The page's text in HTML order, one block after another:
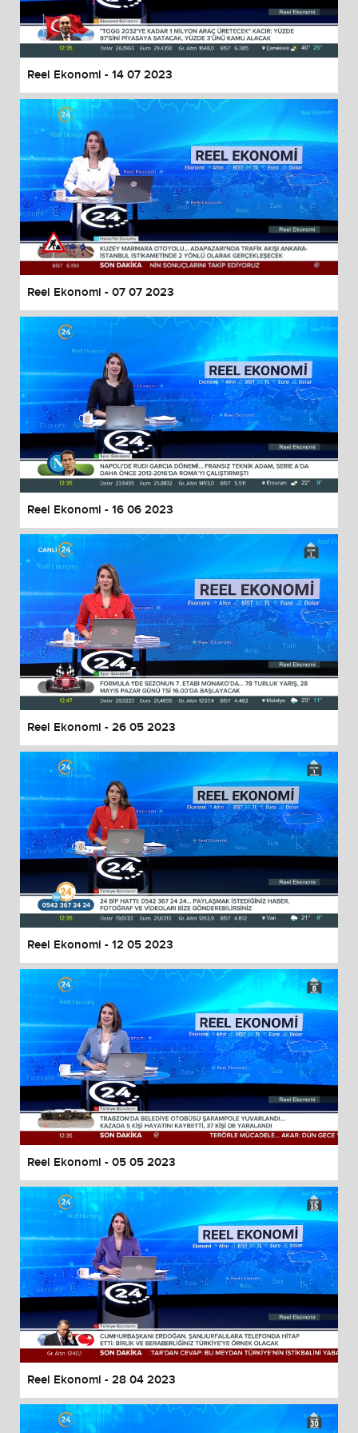
End of dialog window.
Reel Ekonomi - 14 07 2023
Reel Ekonomi - 07 07 2023
Reel Ekonomi - 16 06 2023
Reel Ekonomi - 26 05 2023
Reel Ekonomi - 12 05 2023
Reel Ekonomi - 05 05 2023
Reel Ekonomi - 28 04 2023